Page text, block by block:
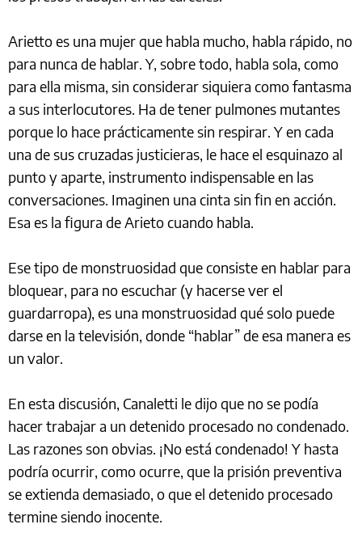
Arietto es una mujer que habla mucho, habla rápido, no
para nunca de hablar. Y, sobre todo, habla sola, como
para ella misma, sin considerar siquiera como fantasma
a sus interlocutores. Ha de tener pulmones mutantes
porque lo hace prácticamente sin respirar. Y en cada
una de sus cruzadas justicieras, le hace el esquinazo al
punto y aparte, instrumento indispensable en las
conversaciones. Imaginen una cinta sin fin en acción.
Esa es la figura de Arieto cuando habla.
Ese tipo de monstruosidad que consiste en hablar para
bloquear, para no escuchar (y hacerse ver el
guardarropa), es una monstruosidad qué solo puede
darse en la televisión, donde “hablar” de esa manera es
un valor.
En esta discusión, Canaletti le dijo que no se podía
hacer trabajar a un detenido procesado no condenado.
Las razones son obvias. ¡No está condenado! Y hasta
podría ocurrir, como ocurre, que la prisión preventiva
se extienda demasiado, o que el detenido procesado
termine siendo inocente.